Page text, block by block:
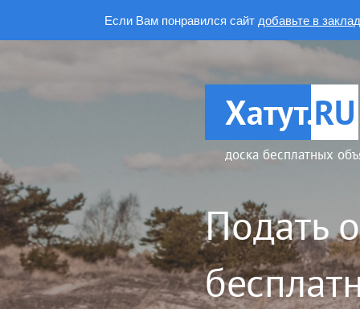
Если Вам понравился сайт добавьте в
Хатут.RU
доска бесплатных
Подать